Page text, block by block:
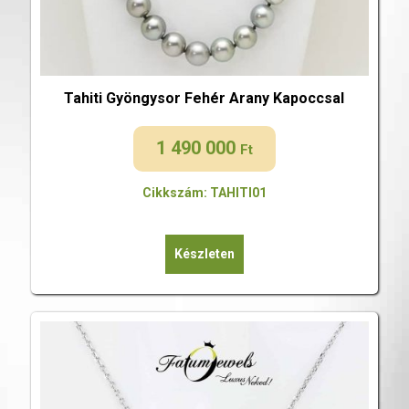
Tahiti Gyöngysor Fehér Arany Kapoccsal
1 490 000 Ft
Cikkszám: TAHITI01
Készleten